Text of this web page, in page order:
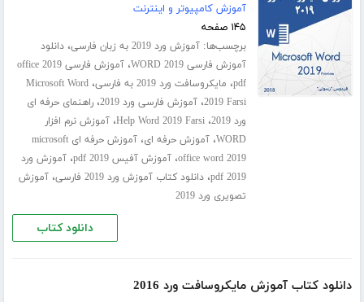
آموزش کامپیوتر و اینترنت
۱۴۵ صفحه
برچسب‌ها:آموزش ورد 2019 به زبان فارسی ،دانلود
آموزش فارسی WORD 2019
،
آموزش فارسی office 2019
pdf، مایکروسافت ورد 2019 به فارسی ،Microsoft Word
2019 Farsi،آموزش فارسی ورد 2019 ،راهنمای حرفه ای
ورد 2019
،Help Word 2019 Farsi،آموزش نرم افزار
WORD،آموزش حرفه ای،
آموزش حرفه ای microsoft
office word 2019،آموزش آفیس 2019 pdf ،آموزش ورد
2019 pdf
،دانلود کتاب آموزش ورد 2019 فارسی ،آموزش
تصویری ورد 2019
دانلود کتاب
دانلود کتاب آموزش مایکروسافت ورد 2016